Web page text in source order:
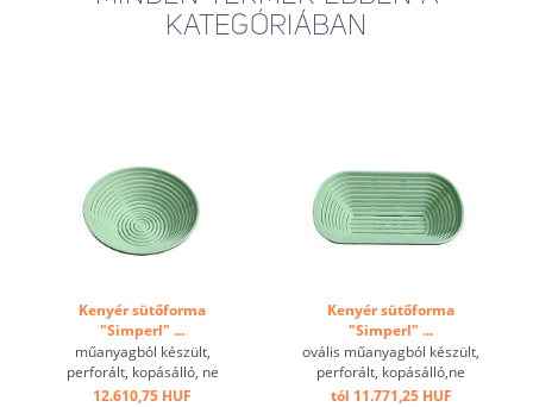
KATEGÓRIÁBAN
Kenyér sütőforma
"Simperl" ...
műanyagból készült,
perforált, kopásálló, ne
melegítse 70 ° C fölé,
12.610,75 HUF
Kenyér sütőforma
"Simperl" ...
ovális műanyagból készült,
perforált, kopásálló,ne
melegítse 70 ° C fölé,
tól 11.771,25 HUF